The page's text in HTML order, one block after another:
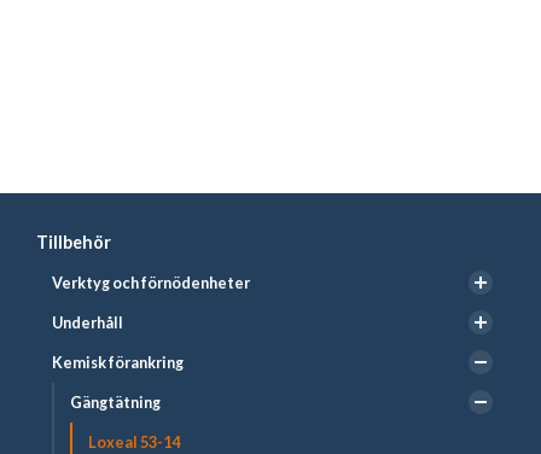
Tillbehör
Verktyg och förnödenheter
Underhåll
Kemisk förankring
Gängtätning
Loxeal 53-14